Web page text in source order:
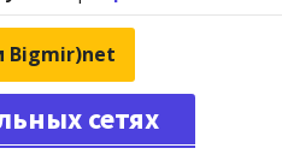
Bigmir)net
сетях